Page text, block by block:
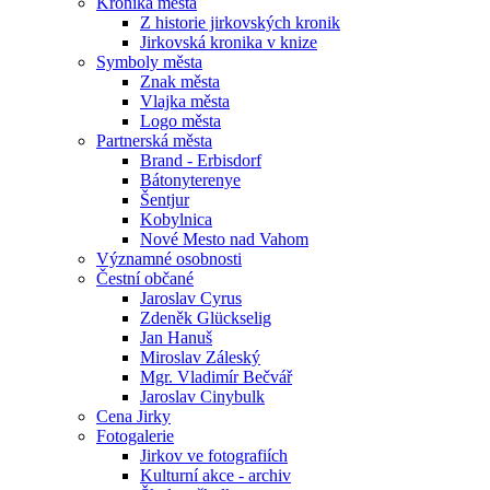
Z historie jirkovských kronik
Jirkovská kronika v knize
Symboly města
Znak města
Vlajka města
Logo města
Partnerská města
Brand - Erbisdorf
Bátonyterenye
Šentjur
Kobylnica
Nové Mesto nad Vahom
Významné osobnosti
Čestní občané
Jaroslav Cyrus
Zdeněk Glückselig
Jan Hanuš
Miroslav Záleský
Mgr. Vladimír Bečvář
Jaroslav Cinybulk
Cena Jirky
Fotogalerie
Jirkov ve fotografiích
Kulturní akce - archiv